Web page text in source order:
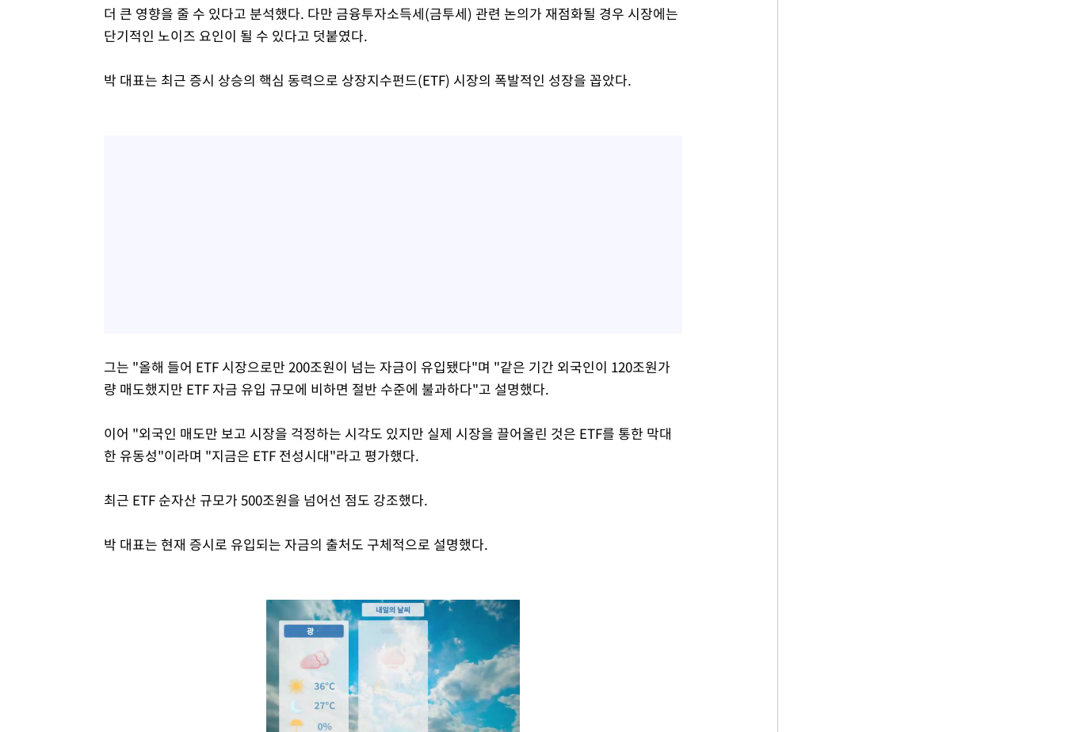
더 큰 영향을 줄 수 있다고 분석했다. 다만 금융투자소득세(금투세) 관련 논의가 재점화될 경우 시장에는
단기적인 노이즈 요인이 될 수 있다고 덧붙였다.
박 대표는 최근 증시 상승의 핵심 동력으로 상장지수펀드(ETF) 시장의 폭발적인 성장을 꼽았다.
그는 "올해 들어 ETF 시장으로만 200조원이 넘는 자금이 유입됐다"며 "같은 기간 외국인이 120조원가
량 매도했지만 ETF 자금 유입 규모에 비하면 절반 수준에 불과하다"고 설명했다.
이어 "외국인 매도만 보고 시장을 걱정하는 시각도 있지만 실제 시장을 끌어올린 것은 ETF를 통한 막대
한 유동성"이라며 "지금은 ETF 전성시대"라고 평가했다.
최근 ETF 순자산 규모가 500조원을 넘어선 점도 강조했다.
박 대표는 현재 증시로 유입되는 자금의 출처도 구체적으로 설명했다.